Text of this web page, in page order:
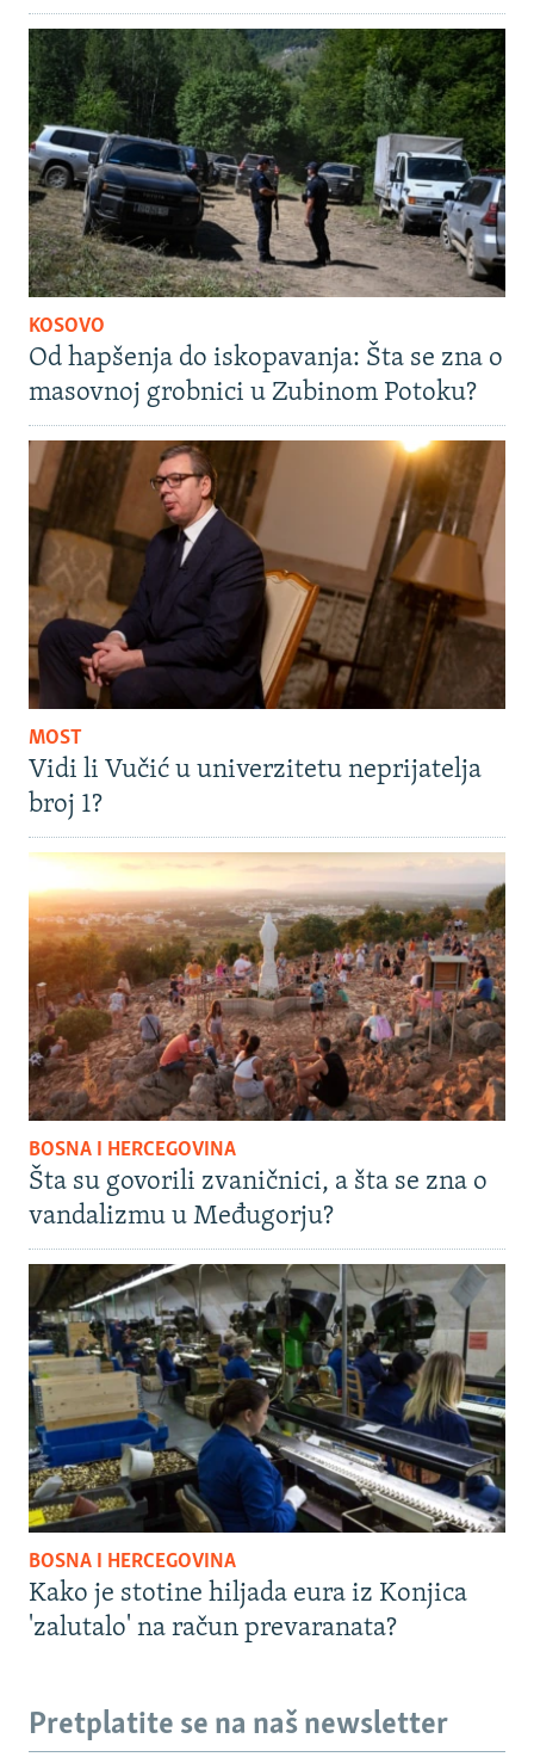
KOSOVO
Od hapšenja do iskopavanja: Šta se zna o
masovnoj grobnici u Zubinom Potoku?
MOST
Vidi li Vučić u univerzitetu neprijatelja
broj 1?
BOSNA I HERCEGOVINA
Šta su govorili zvaničnici, a šta se zna o
vandalizmu u Međugorju?
BOSNA I HERCEGOVINA
Kako je stotine hiljada eura iz Konjica
'zalutalo' na račun prevaranata?
Pretplatite se na naš newsletter